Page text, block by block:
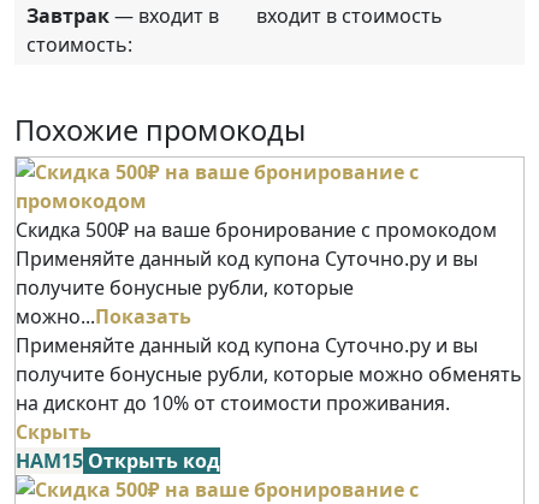
Завтрак— входит в
стоимость:
входит в стоимость
Похожие промокоды
Скидка 500₽ на ваше бронирование с промокодом
Применяйте данный код купона Суточно.ру и вы
получите бонусные рубли, которые
можно...Показать
Применяйте данный код купона Суточно.ру и вы
получите бонусные рубли, которые можно обменять
на дисконт до 10% от стоимости проживания.
Скрыть
НАМ15 Открыть код